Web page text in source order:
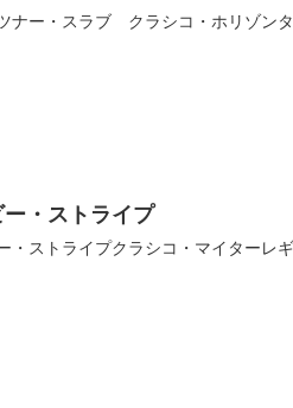
ナー・スラブ クラシコ・ホリゾン
ー・ストライプ
・ストライプクラシコ・マイターレ